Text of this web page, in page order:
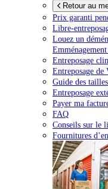
Retour au
Prix garanti
Libre-
Louez un
Entreposage
Entreposage de
Guide des
Entreposage
Payer ma
FAQ
Conseils sur le
Fournitures